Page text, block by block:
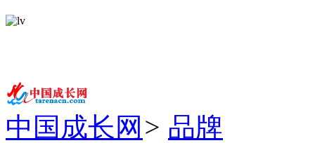
中国成长网 > 品牌